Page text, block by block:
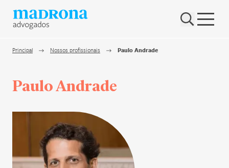
Nenhum resultado encontrado
Hub Madrona
Newsletter
Principal Nossos profissionais Paulo Andrade
Paulo Andrade